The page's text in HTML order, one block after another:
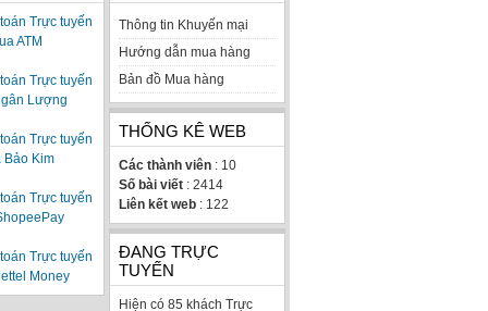
Thông tin Khuyến mại
Hướng dẫn mua hàng
Bản đồ Mua hàng
THỐNG KÊ WEB
Các thành viên : 10
Số bài viết : 2414
Liên kết web : 122
ĐANG TRỰC
TUYẾN
Hiện có 85 khách Trực